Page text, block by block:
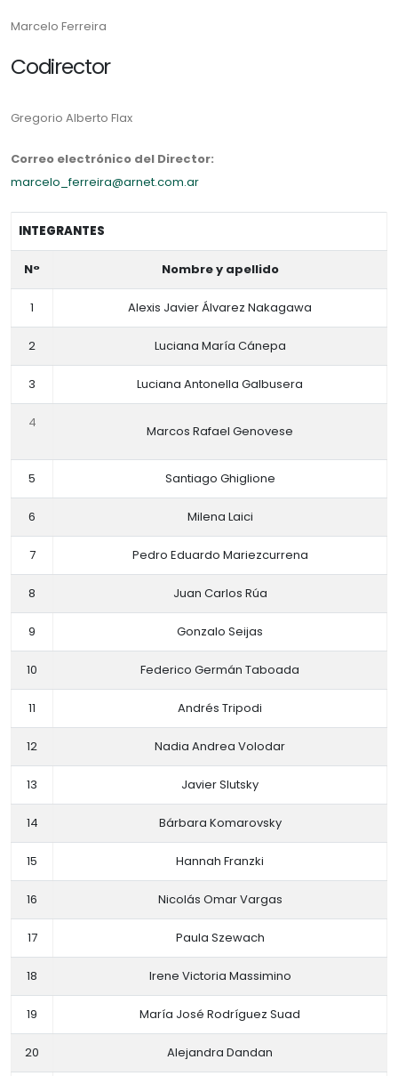
Marcelo Ferreira
Codirector
Gregorio Alberto Flax
Correo electrónico del Director:
marcelo_ferreira@arnet.com.ar
INTEGRANTES
N° Nombre y apellido
1 Alexis Javier Álvarez Nakagawa
2 Luciana María Cánepa
3 Luciana Antonella Galbusera
4
Marcos Rafael Genovese
5 Santiago Ghiglione
6 Milena Laici
7 Pedro Eduardo Mariezcurrena
8 Juan Carlos Rúa
9 Gonzalo Seijas
10 Federico Germán Taboada
11 Andrés Tripodi
12 Nadia Andrea Volodar
13 Javier Slutsky
14 Bárbara Komarovsky
15 Hannah Franzki
16 Nicolás Omar Vargas
17 Paula Szewach
18 Irene Victoria Massimino
19 María José Rodríguez Suad
20 Alejandra Dandan